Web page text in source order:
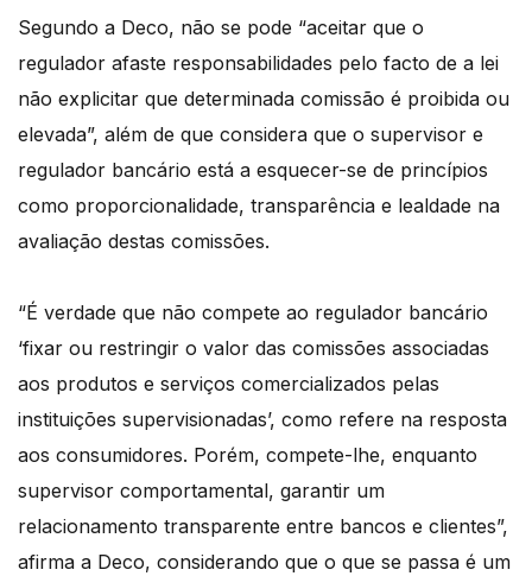
Segundo a Deco, não se pode “aceitar que o
regulador afaste responsabilidades pelo facto de a lei
não explicitar que determinada comissão é proibida ou
elevada”, além de que considera que o supervisor e
regulador bancário está a esquecer-se de princípios
como proporcionalidade, transparência e lealdade na
avaliação destas comissões.
“É verdade que não compete ao regulador bancário
‘fixar ou restringir o valor das comissões associadas
aos produtos e serviços comercializados pelas
instituições supervisionadas’, como refere na resposta
aos consumidores. Porém, compete-lhe, enquanto
supervisor comportamental, garantir um
relacionamento transparente entre bancos e clientes”,
afirma a Deco, considerando que o que se passa é um